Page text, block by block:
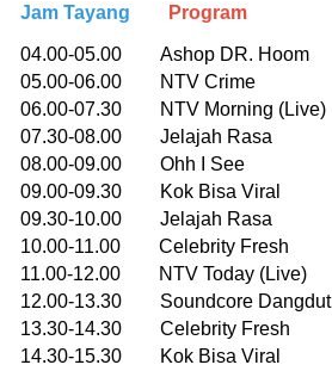
Jam Tayang Program
04.00-05.00 Ashop DR. Hoom
05.00-06.00 NTV Crime
06.00-07.30 NTV Morning (Live)
07.30-08.00 Jelajah Rasa
08.00-09.00 Ohh I See
09.00-09.30 Kok Bisa Viral
09.30-10.00 Jelajah Rasa
10.00-11.00 Celebrity Fresh
11.00-12.00 NTV Today (Live)
12.00-13.30 Soundcore Dangdut
13.30-14.30 Celebrity Fresh
14.30-15.30 Kok Bisa Viral